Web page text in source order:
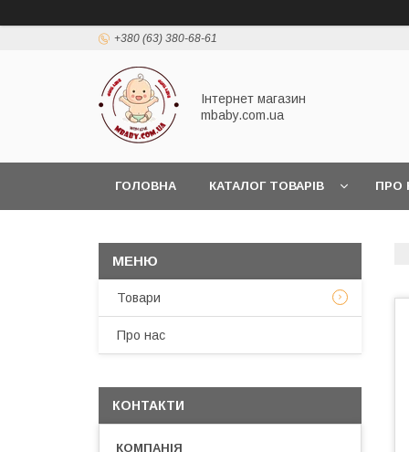
+380 (63) 380-68-61
Інтернет магазин
mbaby.com.ua
ГОЛОВНА КАТАЛОГ ТОВАРІВ ПРО
Товари
Про нас
КОНТАКТИ